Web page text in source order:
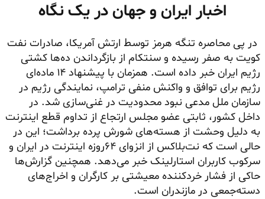
اخبار ایران و جهان در یک نگاه
در پی محاصره تنگه هرمز توسط ارتش آمریکا، صادرات نفت
کویت به صفر رسیده و سنتکام از بازگرداندن ده‌ها کشتی
رژیم ایران خبر داده است. همزمان با پیشنهاد ۱۴ ماده‌ای
رژیم برای توافق و واکنش منفی ترامپ، نمایندگی رژیم در
سازمان ملل مدعی نبود محدودیت در غنی‌سازی شد. در
داخل کشور، ثابتی عضو مجلس ارتجاع از تداوم قطع اینترنت
به دلیل وحشت از هسته‌های شورش پرده برداشت؛ این در
حالی است که نت‌بلاکس از انزوای ۶۴روزه اینترنت در ایران و
سرکوب کاربران استارلینک خبر می‌دهد. همچنین گزارش‌ها
حاکی از فشار خردکننده معیشتی بر کارگران و اخراج‌های
دسته‌جمعی در مازندران است.